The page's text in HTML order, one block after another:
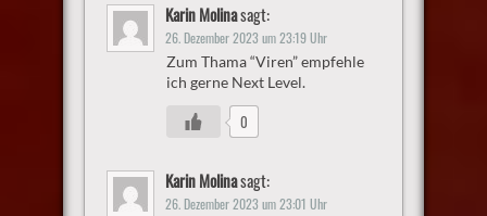
Karin Molinasagt:
26. Dezember 2023 um 23:19 Uhr
Zum Thama “Viren” empfehle
ich gerne Next Level.
0
Karin Molinasagt:
26. Dezember 2023 um 23:01 Uhr